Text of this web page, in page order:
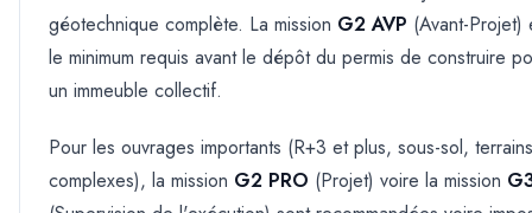
géotechnique complète. La mission G2 AVP (Avant-Projet)
le minimum requis avant le dépôt du permis de construire
un immeuble collectif.
Pour les ouvrages importants (R+3 et plus, sous-sol, terrains
complexes), la mission G2 PRO (Projet) voire la mission